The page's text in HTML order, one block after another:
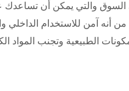
السوق والتي يمكن أن
أنه آمن للاستخدام الداخلي
الطبيعية وتجنب المواد